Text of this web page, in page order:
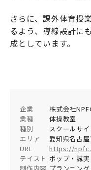
さらに、課外体育授
るよう、導線設計に
成としています。
企業
株式会社
業種
体操教室
種別
スクールサイ
エリア
愛知県名古
URL
https://
テイスト ポップ・誠実